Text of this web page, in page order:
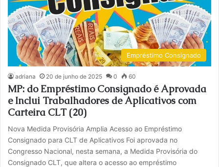
Empréstimo Consignado
adriana 20 de junho de 2025 0 60
MP: do Empréstimo Consignado é Aprovada
e Inclui Trabalhadores de Aplicativos com
Carteira CLT (20)
Nova Medida Provisória Amplia Acesso ao Empréstimo
Consignado para CLT de Aplicativos Foi aprovada no
Congresso Nacional, nesta semana, a Medida Provisória do
Consignado CLT, que altera o acesso ao empréstimo